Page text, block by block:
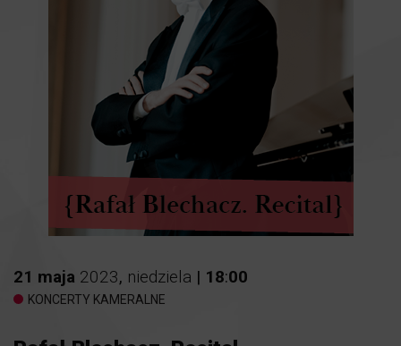
21 maja 2023, niedziela | 18:00
KONCERTY KAMERALNE